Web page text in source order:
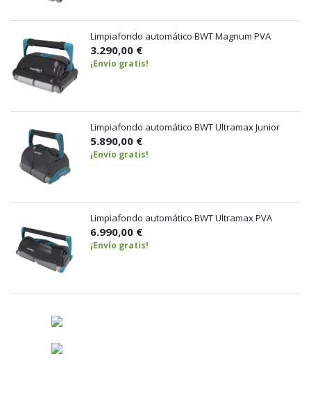
Limpiafondo automático BWT Magnum PVA
3.290,00 €
¡Envío gratis!
Limpiafondo automático BWT Ultramax Junior
5.890,00 €
¡Envío gratis!
Limpiafondo automático BWT Ultramax PVA
6.990,00 €
¡Envío gratis!